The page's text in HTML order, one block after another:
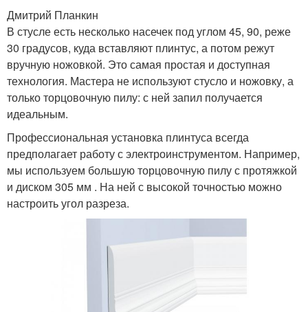
Дмитрий Планкин
В стусле есть несколько насечек под углом 45, 90, реже
30 градусов, куда вставляют плинтус, а потом режут
вручную ножовкой. Это самая простая и доступная
технология. Мастера не используют стусло и ножовку, а
только торцовочную пилу: с ней запил получается
идеальным.
Профессиональная установка плинтуса всегда
предполагает работу с электроинструментом. Например,
мы используем большую торцовочную пилу с протяжкой
и диском 305 мм . На ней с высокой точностью можно
настроить угол разреза.